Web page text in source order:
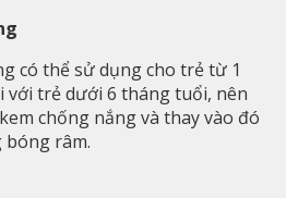
có thể sử dụng cho trẻ từ 1
trẻ dưới 6 tháng tuổi, nên
chống nắng và thay vào đó
râm.